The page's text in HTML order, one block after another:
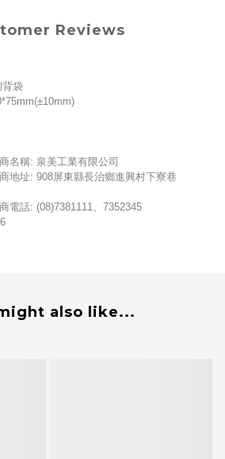
Reviews
袋
名稱: 泉美工業有限公司
地址: 908屏東縣長治鄉進興村下寮巷
電話: (08)7381111、7352345
also like...